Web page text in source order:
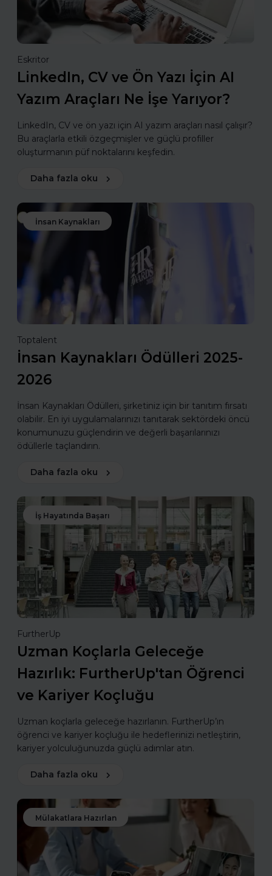
Eskritor
LinkedIn, CV ve Ön Yazı İçin AI
Yazım Araçları Ne İşe Yarıyor?
LinkedIn, CV ve ön yazı için AI yazım araçları nasıl çalışır?
Bu araçlarla etkili özgeçmişler ve güçlü profiller
oluşturmanın püf noktalarını keşfedin.
Daha fazla oku
İnsan Kaynakları
Toptalent
İnsan Kaynakları Ödülleri 2025-
2026
İnsan Kaynakları Ödülleri, şirketiniz için bir tanıtım fırsatı
olabilir. En iyi uygulamalarınızı tanıtarak sektördeki öncü
konumunuzu güçlendirin ve değerli başarılarınızı
ödüllerle taçlandırın.
Daha fazla oku
İş Hayatında Başarı
FurtherUp
Uzman Koçlarla Geleceğe
Hazırlık: FurtherUp'tan Öğrenci
ve Kariyer Koçluğu
Uzman koçlarla geleceğe hazırlanın. FurtherUp’ın
öğrenci ve kariyer koçluğu ile hedeflerinizi netleştirin,
kariyer yolculuğunuzda güçlü adımlar atın.
Daha fazla oku
Mülakatlara Hazırlan